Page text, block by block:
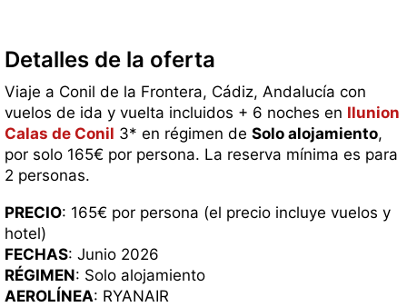
Detalles de la oferta
Viaje a Conil de la Frontera, Cádiz, Andalucía con
vuelos de ida y vuelta incluidos + 6 noches en Ilunion
Calas de Conil 3* en régimen de Solo alojamiento,
por solo 165€ por persona. La reserva mínima es para
2 personas.
PRECIO: 165€ por persona (el precio incluye vuelos y
hotel)
FECHAS: Junio 2026
RÉGIMEN: Solo alojamiento
AEROLÍNEA: RYANAIR